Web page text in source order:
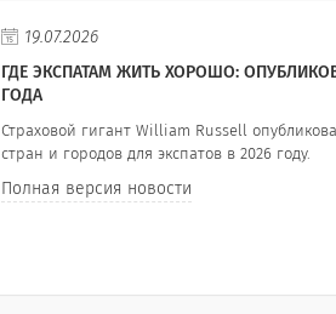
19.07.2026
ГДЕ ЭКСПАТАМ ЖИТЬ ХОРОШО:
ГОДА
Страховой гигант William Russell
стран и городов для экспатов в 2026 году.
Полная версия новости